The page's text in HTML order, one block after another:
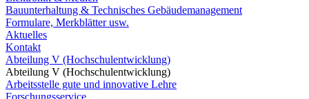
Bauunterhaltung & Technisches Gebäudemanagement
Formulare, Merkblätter usw.
Aktuelles
Kontakt
Abteilung V (Hochschulentwicklung)
Abteilung V (Hochschulentwicklung)
Arbeitsstelle gute und innovative Lehre
Forschungsservice